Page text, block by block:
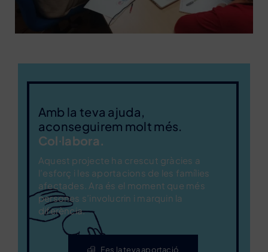
Amb la teva ajuda,
aconseguirem molt més.
Col·labora.
Aquest projecte ha crescut gràcies a
l’esforç i les aportacions de les famílies
afectades. Ara és el moment que més
persones s’involucrin i marquin la
diferència.
Fes la teva aportació